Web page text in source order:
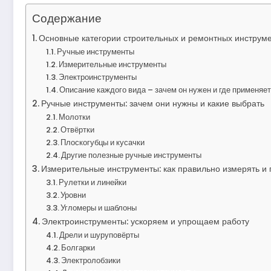
Содержание
Основные категории строительных и ремонтных
Ручные инструменты
Измерительные инструменты
Электроинструменты
Описание каждого вида – зачем он нужен и где
Ручные инструменты: зачем они нужны и какие выбрать
Молотки
Отвёртки
Плоскогубцы и кусачки
Другие полезные ручные инструменты
Измерительные инструменты: как правильно измерять и
Рулетки и линейки
Уровни
Угломеры и шаблоны
Электроинструменты: ускоряем и упрощаем работу
Дрели и шуруповёрты
Болгарки
Электролобзики